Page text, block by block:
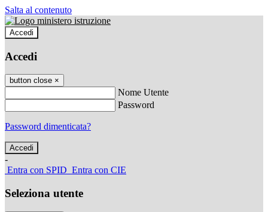
Salta al contenuto
Accedi
Accedi
button close ×
Nome Utente
Password
Password dimenticata?
-
Entra con SPID Entra con CIE
Seleziona utente